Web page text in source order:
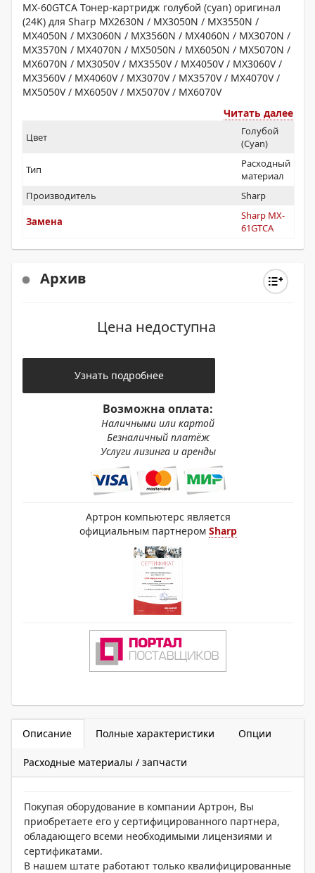
MX-60GTCA Тонер-картридж голубой (cyan) оригинал
(24K) для Sharp MX2630N / MX3050N / MX3550N /
MX4050N / MX3060N / MX3560N / MX4060N / MX3070N /
MX3570N / MX4070N / MX5050N / MX6050N / MX5070N /
MX6070N / MX3050V / MX3550V / MX4050V / MX3060V /
MX3560V / MX4060V / MX3070V / MX3570V / MX4070V /
MX5050V / MX6050V / MX5070V / MX6070V
Читать далее
Цвет
Голубой
(Cyan)
Тип
Расходный
материал
Производитель
Sharp
Замена
Sharp MX-
61GTCA
Архив
Цена недоступна
Узнать подробнее
Возможна оплата:
Наличными или картой
Безналичный платёж
Услуги лизинга и аренды
Артрон компьютерс является
официальным партнером Sharp
Описание Полные характеристики Опции
Расходные материалы / запчасти
Покупая оборудование в компании Артрон, Вы
приобретаете его у сертифицированного партнера,
обладающего всеми необходимыми лицензиями и
сертификатами.
В нашем штате работают только квалифицированные